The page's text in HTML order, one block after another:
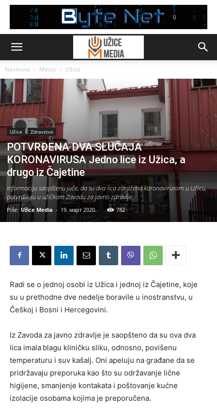
Naslovna Mesto Užice
Užice Zdravstvo
POTVRĐENA DVA SLUČAJA
KORONAVIRUSA Jedno lice iz Užica, a
drugo iz Čajetine
Informaciju saopštenu juče, da su dva lica zaražena koronavirusom u Užicu,
potvrdili su u užičkom Zavodu za javno zdravlje.
Piše: Užice Media - 19. март 2020. 782
Radi se o jednoj osobi iz Užica i jednoj iz Čajetine, koje
su u prethodne dve nedelje boravile u inostranstvu, u
Češkoj i Bosni i Hercegovini.
Iz Zavoda za javno zdravlje je saopšteno da su ova dva
lica imala blagu kliničku sliku, odnosno, povišenu
temperaturu i suv kašalj. Oni apeluju na građane da se
pridržavaju preporuka kao što su održavanje lične
higijene, smanjenje kontakata i poštovanje kućne
izolacije osobama kojima je preporučena.